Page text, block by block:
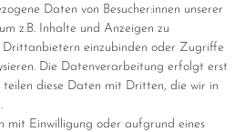
Daten von Besucher:innen unserer
z.B. Inhalte und Anzeigen zu
Drittanbietern einzubinden oder Zugriffe
Die Datenverarbeitung erfolgt erst
teilen diese Daten mit Dritten, die wir in
mit Einwilligung oder aufgrund eines
oder DHL (8,49 Euro ) inkl. MwSt.
Euro Warenwert (innerhalb